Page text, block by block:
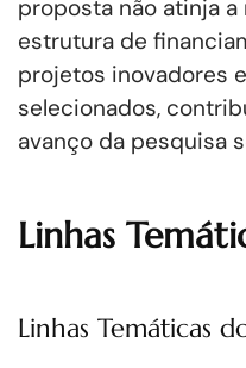
proposta não atinja a
estrutura de
projetos inovadores
selecionados,
avanço da pesquisa
Linhas
Linhas Temáticas